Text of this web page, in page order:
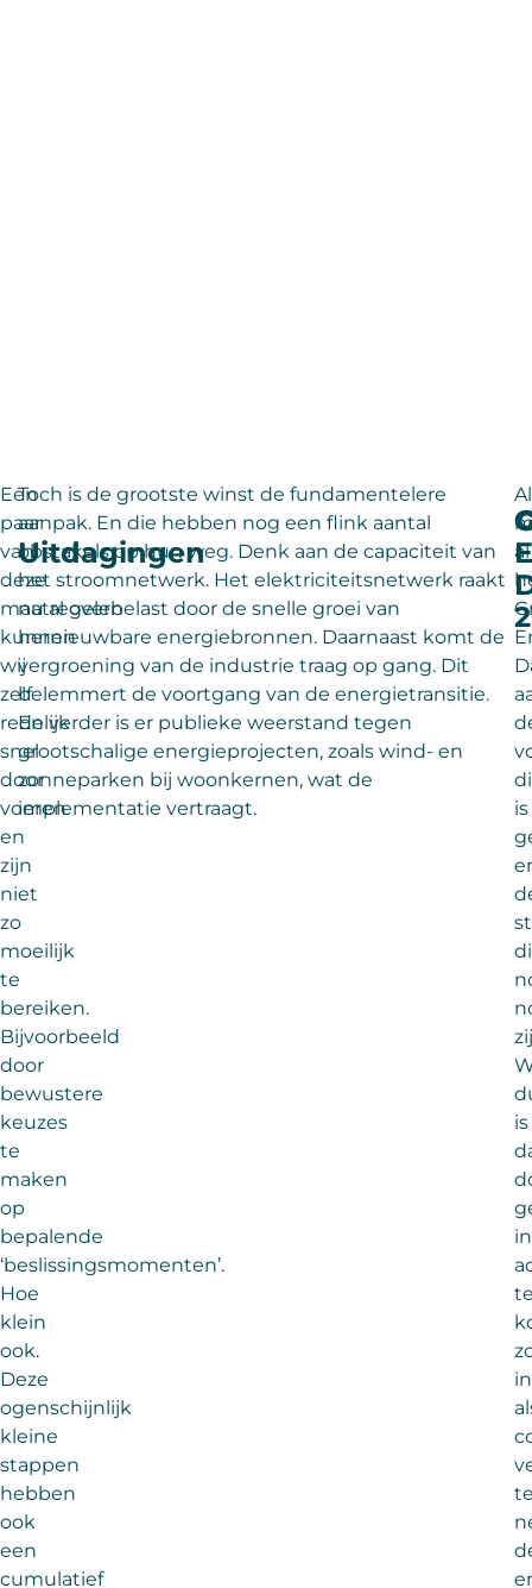
Een
paar
van
deze
maatregelen
kunnen
wij
zelf
redelijk
snel
door
voeren
en
zijn
niet
zo
moeilijk
te
bereiken.
Bijvoorbeeld
door
bewustere
keuzes
te
maken
op
bepalende
‘beslissingsmomenten’.
Hoe
klein
ook.
Deze
ogenschijnlijk
kleine
stappen
hebben
ook
een
cumulatief
Uitdagingen
Toch is de grootste winst de fundamentelere
aanpak. En die hebben nog een flink aantal
obstakels op hun weg. Denk aan de capaciteit​ van
het stroomnetwerk. Het elektriciteitsnetwerk raakt
nu al overbelast door de snelle groei van
hernieuwbare energiebronnen. ​Daarnaast komt de
vergroening van de industrie traag op gang. Dit
belemmert de voortgang van de energietransitie.
En verder is er publieke weerstand​ tegen
grootschalige energieprojecten, zoals wind- en
zonneparken bij woonkernen, wat de
implementatie vertraagt.​
Al
al
is
is
in